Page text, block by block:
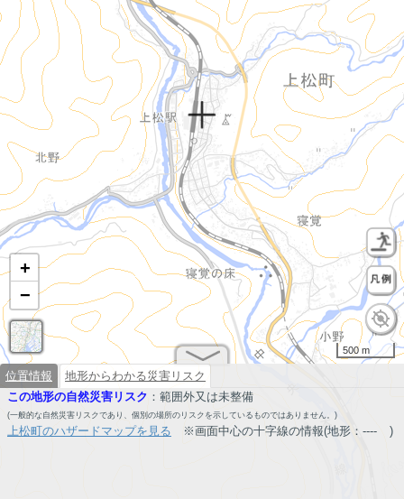
+
−
500 m
位置情報
地形からわかる災害リスク
この地形の自然災害リスク ： 範囲外又は未整備
(一般的な自然災害リスクであり、個別の場所のリスクを示しているものではありません。)
上松町のハザードマップを見る ※画面中心の十字線の情報(地形：---- )